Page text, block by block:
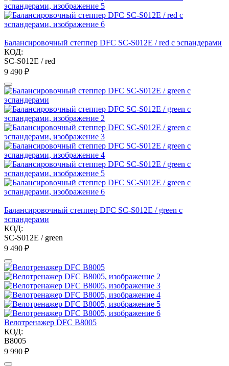
Балансировочный степпер DFC SC-S012E / red с эспандерами
КОД:
SC-S012E / red
9 490 ₽
Балансировочный степпер DFC SC-S012E / green с
эспандерами
КОД:
SC-S012E / green
9 490 ₽
Велотренажер DFC B8005
КОД:
B8005
9 990 ₽